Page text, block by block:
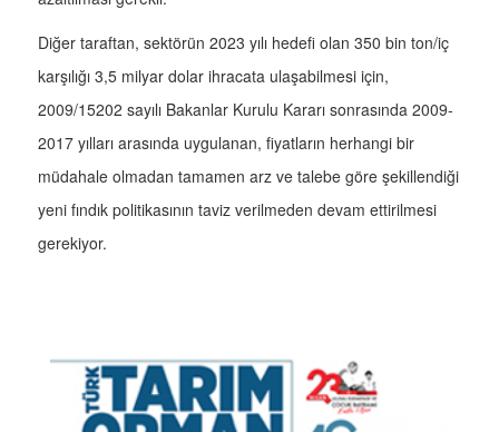
Diğer taraftan, sektörün 2023 yılı hedefi olan 350 bin ton/iç
karşılığı 3,5 milyar dolar ihracata ulaşabilmesi için,
2009/15202 sayılı Bakanlar Kurulu Kararı sonrasında 2009-
2017 yılları arasında uygulanan, fiyatların herhangi bir
müdahale olmadan tamamen arz ve talebe göre şekillendiği
yeni fındık politikasının taviz verilmeden devam ettirilmesi
gerekiyor.